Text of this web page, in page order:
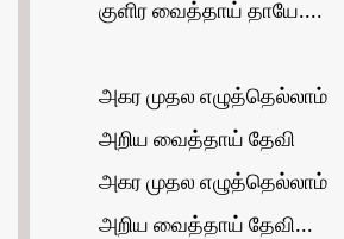
குளிர வைத்தாய் தாயே....
அகர முதல எழுத்தெல்லாம்
அறிய வைத்தாய் தேவி
அகர முதல எழுத்தெல்லாம்
அறிய வைத்தாய் தேவி...